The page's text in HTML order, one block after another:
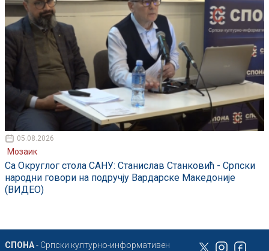
05.08.2026
Мозаик
Са Округлог стола САНУ: Станислав Станковић - Српски
народни говори на подручју Вардарске Македоније
(ВИДЕО)
СПОНА- Српски културно-информативен